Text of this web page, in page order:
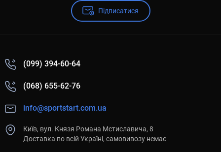
Підписатися
(099) 394-60-64
(068) 655-62-76
info@sportstart.com.ua
Київ, вул. Князя Романа Мстиславича, 8
Доставка по всій Україні, самовивозу немає